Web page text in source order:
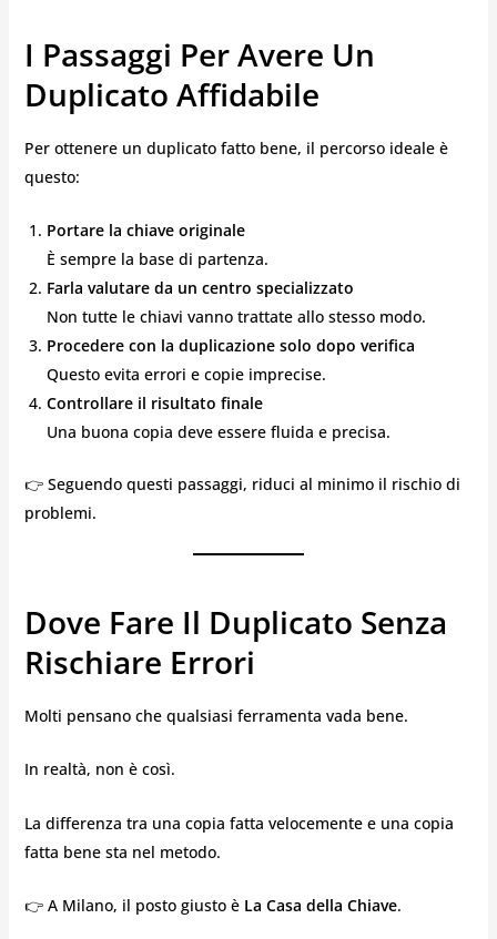
I Passaggi Per Avere Un
Duplicato Affidabile
Per ottenere un duplicato fatto bene, il percorso ideale è
questo:
Portare la chiave originale
È sempre la base di partenza.
Farla valutare da un centro specializzato
Non tutte le chiavi vanno trattate allo stesso modo.
Procedere con la duplicazione solo dopo verifica
Questo evita errori e copie imprecise.
Controllare il risultato finale
Una buona copia deve essere fluida e precisa.
👉 Seguendo questi passaggi, riduci al minimo il rischio di
problemi.
Dove Fare Il Duplicato Senza
Rischiare Errori
Molti pensano che qualsiasi ferramenta vada bene.
In realtà, non è così.
La differenza tra una copia fatta velocemente e una copia
fatta bene sta nel metodo.
👉 A Milano, il posto giusto è La Casa della Chiave.